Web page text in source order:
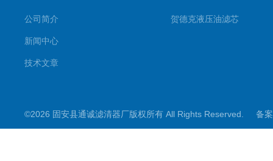
公司简介
新闻中心
技术文章
贺德克液压油滤芯
©2026 固安县通诚滤清器厂版权所有 All Rights Reserved. 备